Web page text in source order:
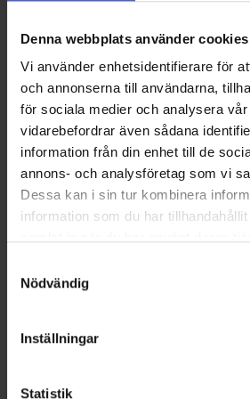
Denna webbplats använder cookies
Vi använder enhetsidentifierare för
och annonserna till användarna,
för sociala medier och analysera
vidarebefordrar även sådana
information från din enhet till de
annons- och analysföretag som vi
Dessa kan i sin tur kombinera
information som du har
Nödvändig
Inställningar
Statistik
Saatat myös tarvita
Alk. 2,50 €
Wildo